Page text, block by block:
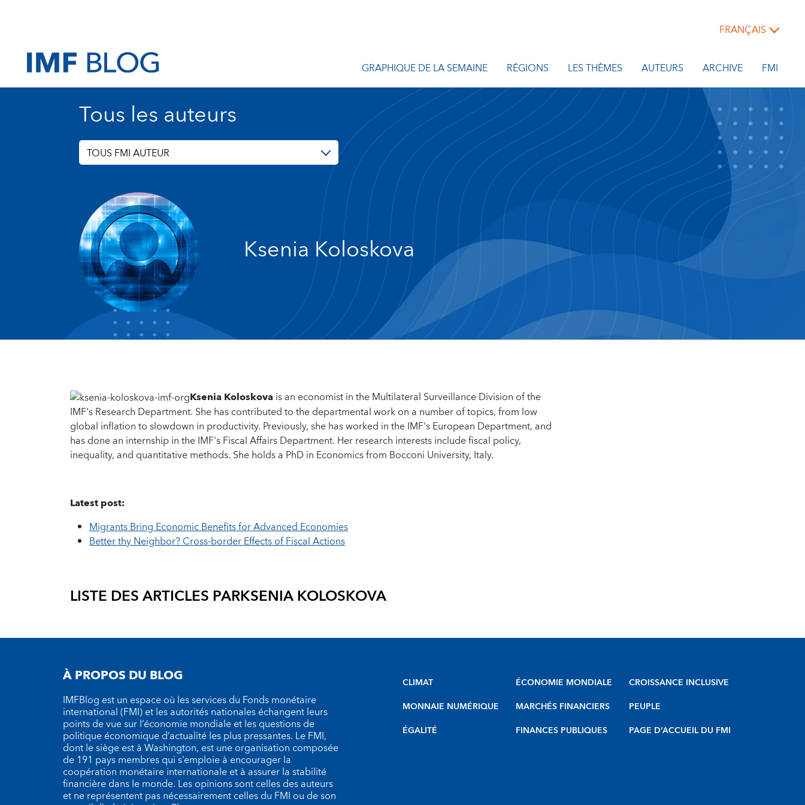
FRANÇAIS
GRAPHIQUE DE LA SEMAINE RÉGIONS LES THÈMES AUTEURS ARCHIVE FMI
Tous les auteurs
TOUS FMI AUTEUR
Ksenia Koloskova
Ksenia Koloskovais an economist in the Multilateral Surveillance Division of the
IMF's Research Department. She has contributed to the departmental work on a number of topics, from low
global inflation to slowdown in productivity. Previously, she has worked in the IMF's European Department, and
has done an internship in the IMF's Fiscal Affairs Department. Her research interests include fiscal policy,
inequality, and quantitative methods. She holds a PhD in Economics from Bocconi University, Italy.
Latest post:
Migrants Bring Economic Benefits for Advanced Economies
Better thy Neighbor? Cross-border Effects of Fiscal Actions
LISTE DES ARTICLES PARKSENIA KOLOSKOVA
À PROPOS DU BLOG
IMFBlog est un espace où les services du Fonds monétaire
international (FMI) et les autorités nationales échangent leurs
points de vue sur l’économie mondiale et les questions de
politique économique d’actualité les plus pressantes. Le FMI,
dont le siège est à Washington, est une organisation composée
de 191 pays membres qui s’emploie à encourager la
coopération monétaire internationale et à assurer la stabilité
financière dans le monde. Les opinions sont celles des auteurs
et ne représentent pas nécessairement celles du FMI ou de son
CLIMAT
MONNAIE NUMÉRIQUE
ÉGALITÉ
ÉCONOMIE MONDIALE
MARCHÉS FINANCIERS
FINANCES PUBLIQUES
CROISSANCE INCLUSIVE
PEUPLE
PAGE D’ACCUEIL DU FMI